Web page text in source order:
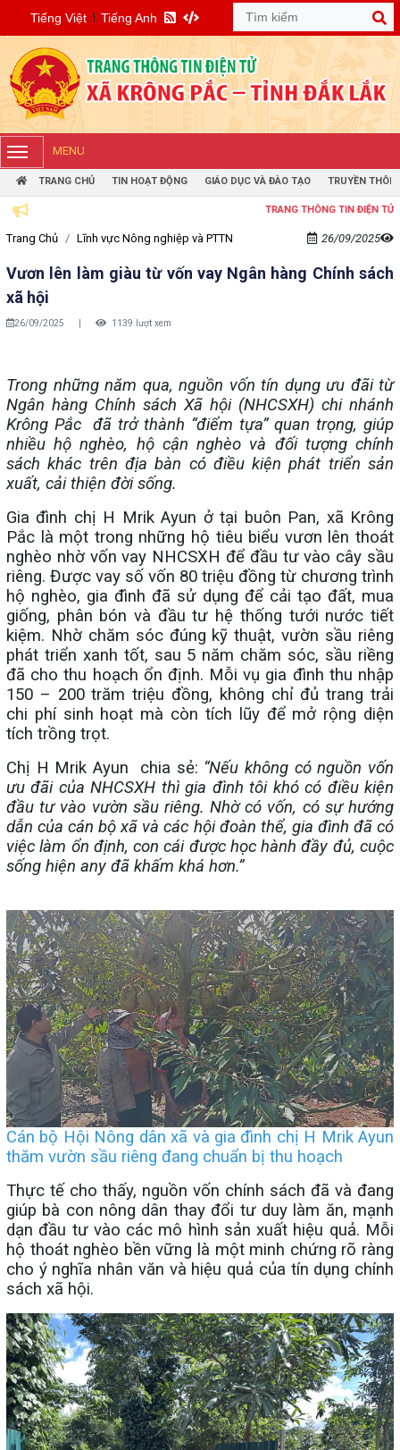
Tiếng Việt Tiếng Anh
MENU
TRANG CHỦ TIN HOẠT ĐỘNG GIÁO DỤC VÀ ĐÀO TẠO TRUYỀN
TRANG THÔNG TIN ĐIỆN TỬ UBND
Trang Chủ Lĩnh vực Nông nghiệp và PTTN 26/09/2025
Vươn lên làm giàu từ vốn vay Ngân hàng Chính sách
xã hội
26/09/2025 | 1139 lượt xem
Trong những năm qua, nguồn vốn tín dụng ưu đãi từ
Ngân hàng Chính sách Xã hội (NHCSXH) chi nhánh
Krông Pắc đã trở thành “điểm tựa” quan trọng, giúp
nhiều hộ nghèo, hộ cận nghèo và đối tượng chính
sách khác trên địa bàn có điều kiện phát triển sản
xuất, cải thiện đời sống.
Gia đình chị H Mrik Ayun ở tại buôn Pan, xã Krông
Pắc là một trong những hộ tiêu biểu vươn lên thoát
nghèo nhờ vốn vay NHCSXH để đầu tư vào cây sầu
riêng. Được vay số vốn 80 triệu đồng từ chương trình
hộ nghèo, gia đình đã sử dụng để cải tạo đất, mua
giống, phân bón và đầu tư hệ thống tưới nước tiết
kiệm. Nhờ chăm sóc đúng kỹ thuật, vườn sầu riêng
phát triển xanh tốt, sau 5 năm chăm sóc, sầu riềng
đã cho thu hoạch ổn định. Mỗi vụ gia đình thu nhập
150 – 200 trăm triệu đồng, không chỉ đủ trang trải
chi phí sinh hoạt mà còn tích lũy để mở rộng diện
tích trồng trọt.
Chị H Mrik Ayun chia sẻ: “Nếu không có nguồn vốn
ưu đãi của NHCSXH thì gia đình tôi khó có điều kiện
đầu tư vào vườn sầu riêng. Nhờ có vốn, có sự hướng
dẫn của cán bộ xã và các hội đoàn thể, gia đình đã có
việc làm ổn định, con cái được học hành đầy đủ, cuộc
sống hiện any đã khấm khá hơn.”
Cán bộ Hội Nông dân xã và gia đình chị H Mrik Ayun
thăm vườn sầu riêng đang chuẩn bị thu hoạch
Thực tế cho thấy, nguồn vốn chính sách đã và đang
giúp bà con nông dân thay đổi tư duy làm ăn, mạnh
dạn đầu tư vào các mô hình sản xuất hiệu quả. Mỗi
hộ thoát nghèo bền vững là một minh chứng rõ ràng
cho ý nghĩa nhân văn và hiệu quả của tín dụng chính
sách xã hội.